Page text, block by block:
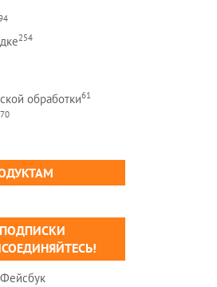
254
обработки61
70